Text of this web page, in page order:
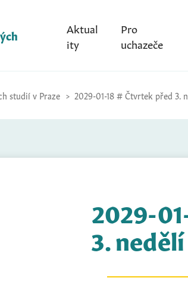
Aktual
ity
Pro
uchazeče
studií v Praze 2029-01-18 # Čtvrtek před 3.
2029-
3.